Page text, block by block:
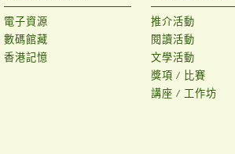
電子資源
數碼館藏
香港記憶
推介活動
閱讀活動
文學活動
獎項 / 比賽
講座 / 工作坊